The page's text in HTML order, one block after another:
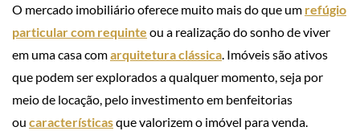
O mercado imobiliário oferece muito mais do que um refúgio
particular com requinte ou a realização do sonho de viver
em uma casa comarquitetura clássica. Imóveis são ativos
que podem ser explorados a qualquer momento, seja por
meio de locação, pelo investimento em benfeitorias
ou característicasque valorizem o imóvel para venda.